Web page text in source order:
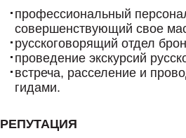
профессиональный
совершенствующий свое
русскоговорящий отдел
проведение экскурсий
встреча, расселение и
гидами.
РЕПУТАЦИЯ